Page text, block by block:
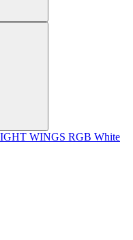
WINGS RGB White